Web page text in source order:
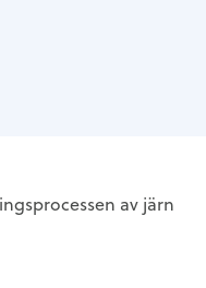
av järn